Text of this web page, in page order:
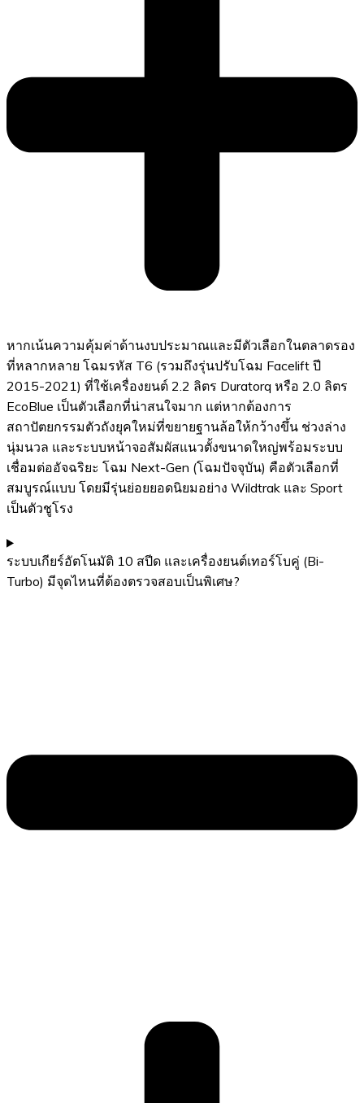
หากเน้นความคุ้มค่าด้านงบประมาณและมีตัวเลือกในตลาดรอง
ที่หลากหลาย โฉมรหัส T6 (รวมถึงรุ่นปรับโฉม Facelift ปี
2015-2021) ที่ใช้เครื่องยนต์ 2.2 ลิตร Duratorq หรือ 2.0 ลิตร
EcoBlue เป็นตัวเลือกที่น่าสนใจมาก แต่หากต้องการ
สถาปัตยกรรมตัวถังยุคใหม่ที่ขยายฐานล้อให้กว้างขึ้น ช่วงล่าง
นุ่มนวล และระบบหน้าจอสัมผัสแนวตั้งขนาดใหญ่พร้อมระบบ
เชื่อมต่ออัจฉริยะ โฉม Next-Gen (โฉมปัจจุบัน) คือตัวเลือกที่
สมบูรณ์แบบ โดยมีรุ่นย่อยยอดนิยมอย่าง Wildtrak และ Sport
เป็นตัวชูโรง
ระบบเกียร์อัตโนมัติ 10 สปีด และเครื่องยนต์เทอร์โบคู่ (Bi-
Turbo) มีจุดไหนที่ต้องตรวจสอบเป็นพิเศษ?